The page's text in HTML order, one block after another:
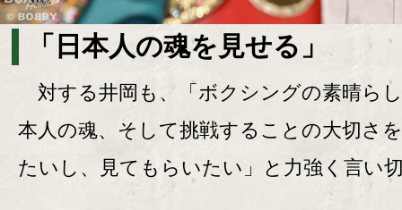
「日本人の魂を見せる」
対する井岡も、「ボクシングの素晴ら
本人の魂、そして挑戦することの大切さ
たいし、見てもらいたい」と力強く言い